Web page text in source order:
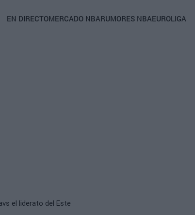
Main
EN DIRECTOMERCADO NBARUMORES NBAEUROLIGA
el liderato del Este